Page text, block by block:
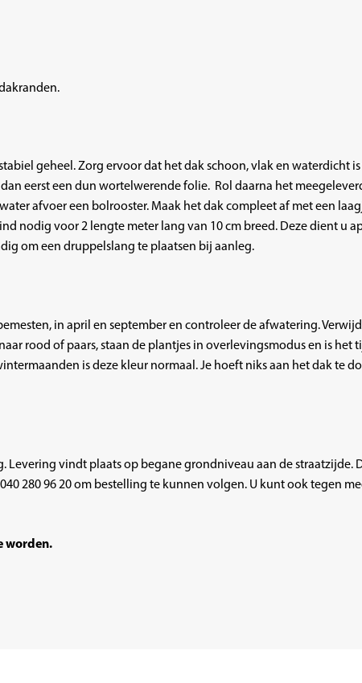
geheel. Zorg ervoor dat het dak schoon, vlak en waterdicht
eerst een dun wortelwerende folie. Rol daarna het
afvoer een bolrooster. Maak het dak compleet af met een
nodig voor 2 lengte meter lang van 10 cm breed. Deze dient u
om een druppelslang te plaatsen bij aanleg.
in april en september en controleer de afwatering.
rood of paars, staan de plantjes in overlevingsmodus en is het
is deze kleur normaal. Je hoeft niks aan het dak te
vindt plaats op begane grondniveau aan de
040 280 96 20om bestelling te kunnen volgen. U kunt ook tegen
worden.